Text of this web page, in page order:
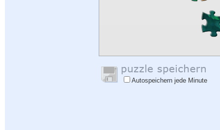
Autospeichern jede Minute